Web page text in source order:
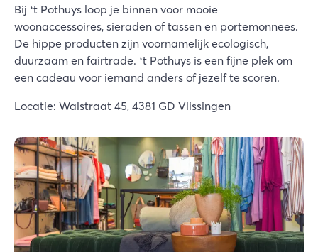
Bij ‘t Pothuys loop je binnen voor mooie
woonaccessoires, sieraden of tassen en portemonnees.
De hippe producten zijn voornamelijk ecologisch,
duurzaam en fairtrade. ‘t Pothuys is een fijne plek om
een cadeau voor iemand anders of jezelf te scoren.
Locatie: Walstraat 45, 4381 GD Vlissingen